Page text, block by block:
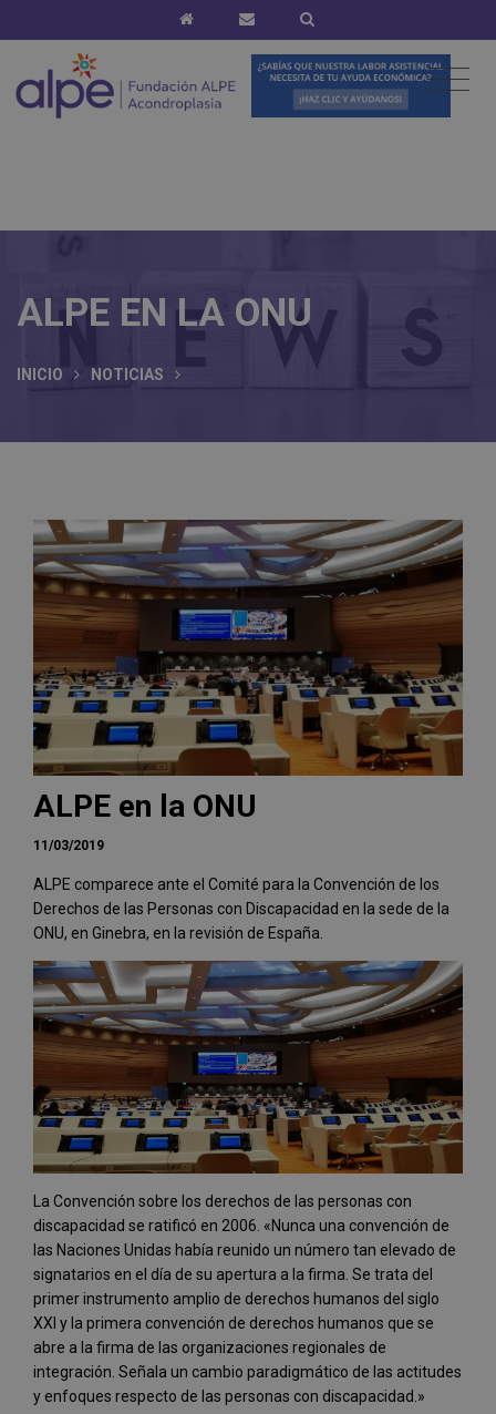
ALPE EN LA ONU
INICIO NOTICIAS
ALPE en la ONU
11/03/2019
ALPE comparece ante el Comité para la Convención de los
Derechos de las Personas con Discapacidad en la sede de la
ONU, en Ginebra, en la revisión de España.
La Convención sobre los derechos de las personas con
discapacidad se ratificó en 2006. «Nunca una convención de
las Naciones Unidas había reunido un número tan elevado de
signatarios en el día de su apertura a la firma. Se trata del
primer instrumento amplio de derechos humanos del siglo
XXI y la primera convención de derechos humanos que se
abre a la firma de las organizaciones regionales de
integración. Señala un cambio paradigmático de las actitudes
y enfoques respecto de las personas con discapacidad.»